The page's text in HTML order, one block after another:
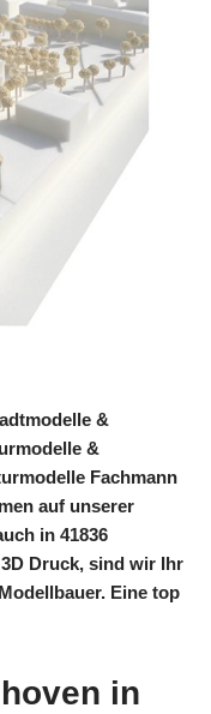
&
&
Fachmann
auf unserer
in 41836
Druck, sind wir Ihr
Eine top
in